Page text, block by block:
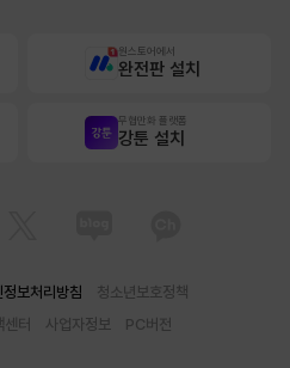
원스토어에서
완전판 설치
무협만화 플랫폼
강툰 설치
정보처리방침
청소년보호정책
센터 사업자정보 PC버전